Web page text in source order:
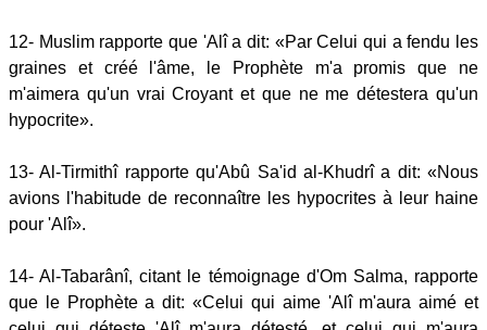
12- Muslim rapporte que 'Alî a dit: «Par Celui qui a fendu les
graines et créé l'âme, le Prophète m'a promis que ne
m'aimera qu'un vrai Croyant et que ne me détestera qu'un
hypocrite».
13- Al-Tirmithî rapporte qu'Abû Sa'id al-Khudrî a dit: «Nous
avions l'habitude de reconnaître les hypocrites à leur haine
pour 'Alî».
14- Al-Tabarânî, citant le témoignage d'Om Salma, rapporte
que le Prophète a dit: «Celui qui aime 'Alî m'aura aimé et